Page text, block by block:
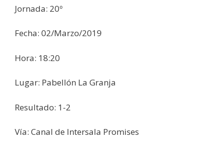
Jornada: 20º
Fecha: 02/Marzo/2019
Hora: 18:20
Lugar: Pabellón La Granja
Resultado: 1-2
Vía: Canal de Intersala Promises